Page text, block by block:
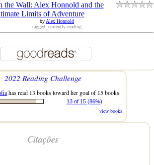
the Wall: Alex Honnold and the
Limits of Adventure
byAlex Honnold
tagged: currently-reading
2022 Reading Challenge
has read 13 books toward her goal of 15 books.
13 of 15 (86%)
view books
Citações